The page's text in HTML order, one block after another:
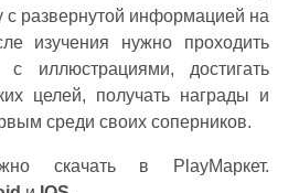
с развернутой информацией на
изучения нужно проходить
иллюстрациями, достигать
целей, получать награды и
среди своих соперников.
скачать в PlayМаркет.